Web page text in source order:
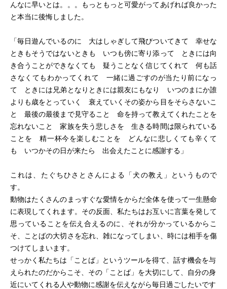
んなに早いとは。。。もっともっと可愛がってあげれば良かった
と本当に後悔しました。
「毎日遊んでいるのに 大はしゃぎして飛びついてきて 幸せな
ときもそうではないときも いつも傍に寄り添って ときには向
き合うことができなくても 疑うことなく信じてくれて 何も話
さなくてもわかってくれて 一緒に過ごすのが当たり前になっ
て ときには兄弟となりときには親友にもなり いつのまにか誰
よりも歳をとっていく 衰えていくその姿から目をそらさないこ
と 最後の最後まで見守ること 命を持って教えてくれたことを
忘れないこと 家族を失う悲しさを 生きる時間は限られている
ことを 精一杯今を楽しむことを どんなに悲しくても辛くて
も いつかその日が来たら 出会えたことに感謝する」
これは、たぐちひさとさんによる「犬の教え」というもので
す。
動物はたくさんの まっすぐな愛情をからだ全体を使って一生懸命
に表現してくれます。その反面、私たちはお互いに言葉を発して
思っていることを伝え合えるのに、 それが分かっているからこ
そ、ことばの大切さを忘れ、雑になってしまい、時には相手を傷
つけてしまいます。
せっかく私たちは「ことば」というツールを得て、話す機会を与
えられたのだからこそ、その「ことば」を大切にして、自分の身
近にいてくれる人や動物に感謝を伝えながら毎日過ごしたいです